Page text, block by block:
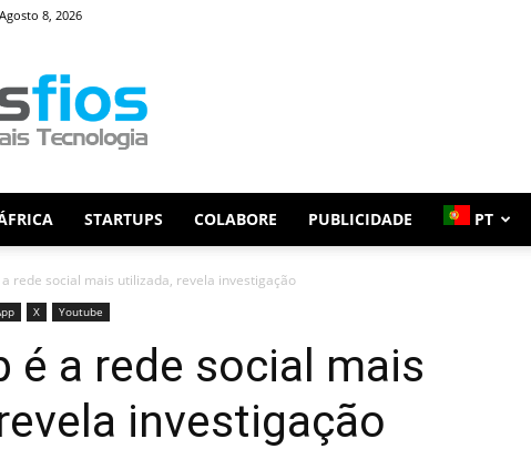
8, 2026
STARTUPS COLABORE PUBLICIDADE PT
rede social mais utilizada, revela investigação
X Youtube
é a rede social mais
investigação